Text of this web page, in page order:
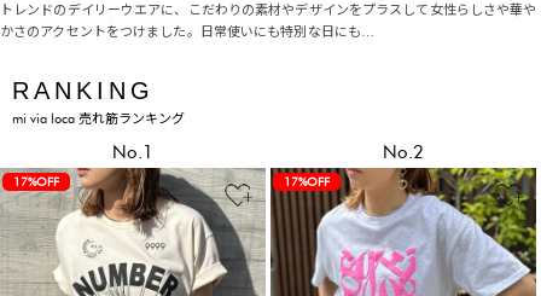
トレンドのデイリーウエアに、こだわりの素材やデザインをプラスして女性らしさや華や
かさのアクセントをつけました。日常使いにも特別な日にも…
RANKING
mi via loca 売れ筋ランキング
No.1
17%OFF
No.2
17%OFF